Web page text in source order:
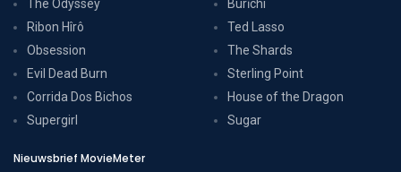
The Odyssey
Ribon Hîrô
Obsession
Evil Dead Burn
Corrida Dos Bichos
Supergirl
Burīchi
Ted Lasso
The Shards
Sterling Point
House of the Dragon
Sugar
Nieuwsbrief MovieMeter